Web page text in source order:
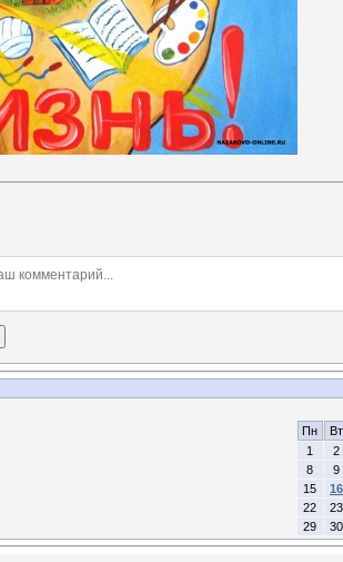
Пн
Вт
1
2
8
9
15
16
22
23
29
30